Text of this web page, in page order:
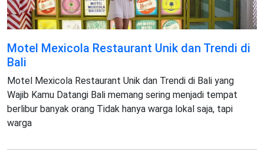
Motel Mexicola Restaurant Unik dan Trendi di
Bali
Motel Mexicola Restaurant Unik dan Trendi di Bali yang
Wajib Kamu Datangi Bali memang sering menjadi tempat
berlibur banyak orang Tidak hanya warga lokal saja, tapi
warga